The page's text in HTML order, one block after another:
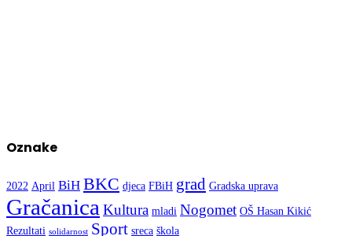
Oznake
2022 April BiH BKC djeca FBiH grad Gradska uprava
Gračanica Kultura mladi Nogomet OŠ Hasan Kikić
Rezultati solidarnost Sport sreca škola